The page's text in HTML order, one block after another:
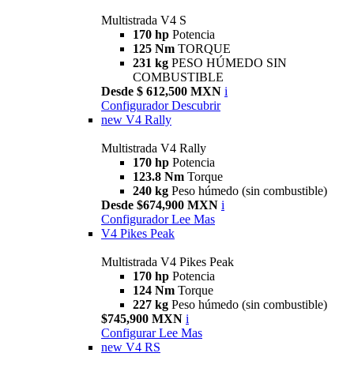
Multistrada V4 S
170 hp Potencia
125 Nm TORQUE
231 kg PESO HÚMEDO SIN
COMBUSTIBLE
Desde $ 612,500 MXN i
Configurador Descubrir
new V4 Rally
Multistrada V4 Rally
170 hp Potencia
123.8 Nm Torque
240 kg Peso húmedo (sin combustible)
Desde $674,900 MXN i
Configurador Lee Mas
V4 Pikes Peak
Multistrada V4 Pikes Peak
170 hp Potencia
124 Nm Torque
227 kg Peso húmedo (sin combustible)
$745,900 MXN i
Configurar Lee Mas
new V4 RS